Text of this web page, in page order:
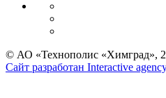
© АО «Технополис «Химград»,
Сайт разработан Interactive